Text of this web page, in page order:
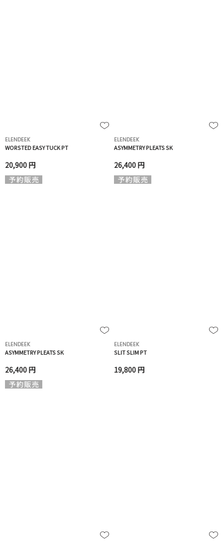
ELENDEEK
WORSTED EASY TUCK PT
20,900 円
ELENDEEK
ASYMMETRY PLEATS SK
26,400 円
ELENDEEK
ASYMMETRY PLEATS SK
26,400 円
ELENDEEK
SLIT SLIM PT
19,800 円